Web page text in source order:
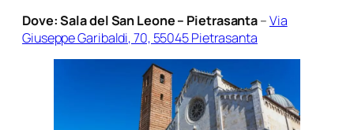
Dove: Sala del San Leone – Pietrasanta–Via
Giuseppe Garibaldi, 70, 55045 Pietrasanta